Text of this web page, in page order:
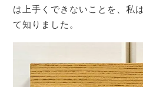
は上手くできないことを、私
て知りました。